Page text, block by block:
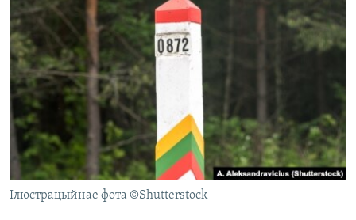
КУЛЬТУРА
КАЛЯНДАР
МОВА
НА ХВАЛЯХ СВАБОДЫ
Ілюстрацыйнае фота ©Shutterstock